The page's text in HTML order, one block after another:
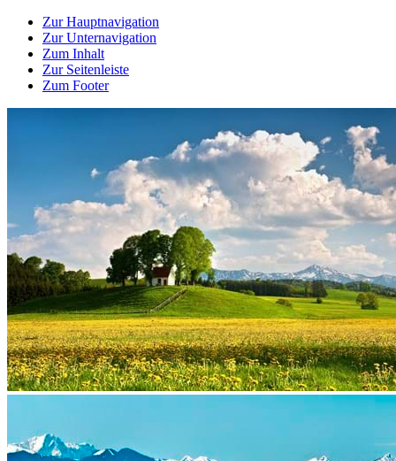
Zur Hauptnavigation
Zur Unternavigation
Zum Inhalt
Zur Seitenleiste
Zum Footer